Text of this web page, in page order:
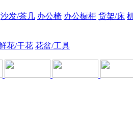
沙发/茶几 办公椅 办公橱柜 货架/床
花/干花 花盆/工具